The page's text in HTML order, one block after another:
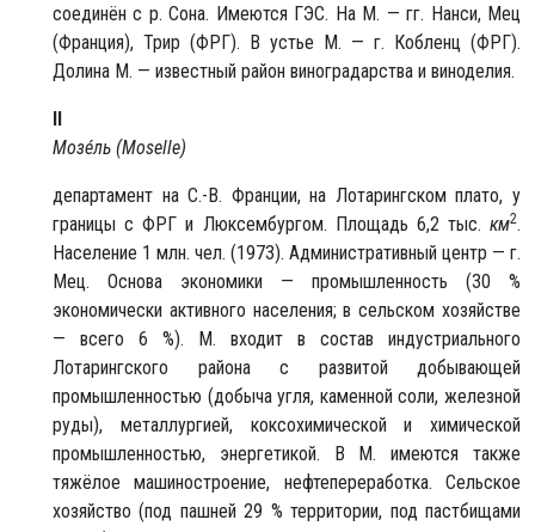
соединён с р. Сона. Имеются ГЭС. На М. — гг. Нанси, Мец
(Франция), Трир (ФРГ). В устье М. — г. Кобленц (ФРГ).
Долина М. — известный район виноградарства и виноделия.
II
Мозе́ль (Moselle)
департамент на С.-В. Франции, на Лотарингском плато, у
границы с ФРГ и Люксембургом. Площадь 6,2 тыс. км2.
Население 1 млн. чел. (1973). Административный центр — г.
Мец. Основа экономики — промышленность (30 %
экономически активного населения; в сельском хозяйстве
— всего 6 %). М. входит в состав индустриального
Лотарингского района с развитой добывающей
промышленностью (добыча угля, каменной соли, железной
руды), металлургией, коксохимической и химической
промышленностью, энергетикой. В М. имеются также
тяжёлое машиностроение, нефтепереработка. Сельское
хозяйство (под пашней 29 % территории, под пастбищами